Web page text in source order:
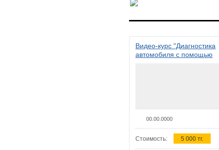
Видео-курс "Диагностика
автомобиля с помощью
00.00.0000
Стоимость: 5 000 тг.